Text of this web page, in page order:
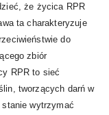
że życica RPR
ta charakteryzuje
do
zbiór
RPR to sieć
tworzących darń w
wytrzymać